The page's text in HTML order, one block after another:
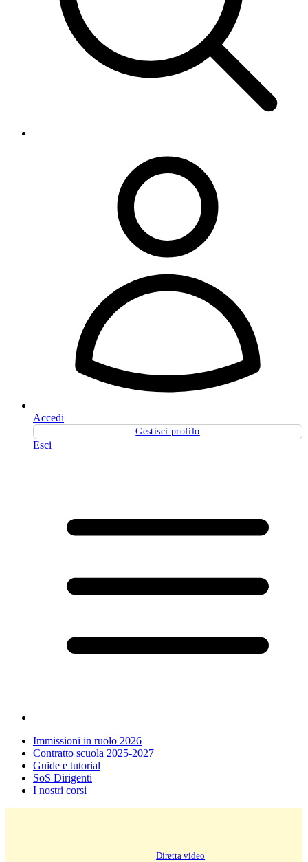
Accedi
Gestisci profilo
Esci
Immissioni in ruolo 2026
Contratto scuola 2025-2027
Guide e tutorial
SoS Dirigenti
I nostri corsi
Diretta video